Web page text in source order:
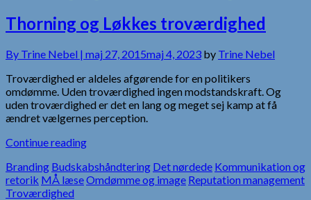
Thorning og Løkkes troværdighed
By Trine Nebel | maj 27, 2015maj 4, 2023 by Trine Nebel
Troværdighed er aldeles afgørende for en politikers
omdømme. Uden troværdighed ingen modstandskraft. Og
uden troværdighed er det en lang og meget sej kamp at få
ændret vælgernes perception.
Continue reading
Branding Budskabshåndtering Det nørdede Kommunikation og
retorik MÅ læseOmdømme og image Reputation management
Troværdighed